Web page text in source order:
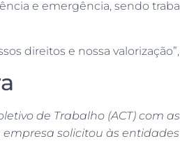
e emergência, sendo
direitos e nossa
de Trabalho (ACT) com
solicitou às